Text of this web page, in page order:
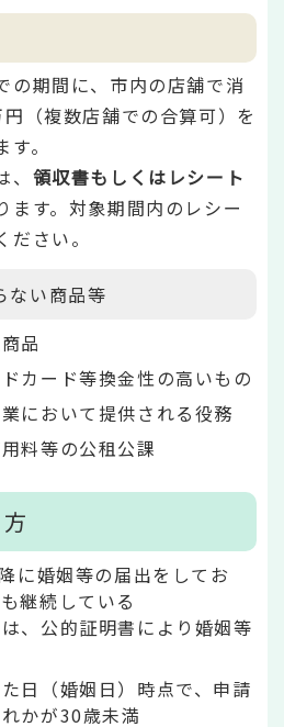
の期間に、市内の店舗で消
（複数店舗での合算可）を
。
領収書もしくはレシート
ます。対象期間内のレシー
さい。
ない商品等
品
カード等換金性の高いもの
において提供される役務
料等の公租公課
に婚姻等の届出をしてお
継続している
、公的証明書により婚姻等
日（婚姻日）時点で、申請
かが30歳未満